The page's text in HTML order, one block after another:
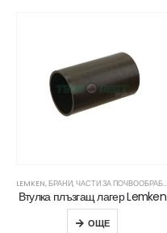
LEMKEN,БРАНИ,ЧАСТИ ЗА ПОЧВООБРАБОТВАЩА ТЕХНИКА
Втулка плъзгащ лагер Lemken
ОЩЕ